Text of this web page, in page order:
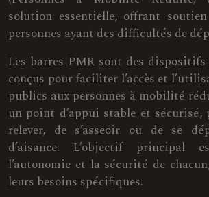
solution essentielle, offrant
personnes ayant des difficultés de
Les barres PMR sont des dispositifs
conçus pour faciliter l’accès et
publics aux personnes à mobilité
un point d’appui stable et sécurisé,
relever, de s’asseoir ou de se
d’aisance. L’objectif principal
l’autonomie et la sécurité de
leurs besoins spécifiques.